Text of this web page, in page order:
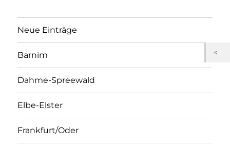
Neue Einträge
Barnim
Dahme-Spreewald
Elbe-Elster
Frankfurt/Oder